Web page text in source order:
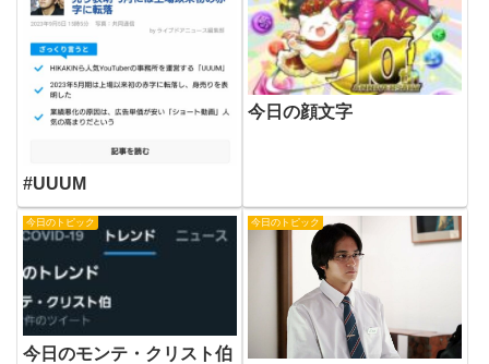
#UUUM
今日の顔文字
今日のトピック
今日のモンテ・クリスト伯
今日のトピック